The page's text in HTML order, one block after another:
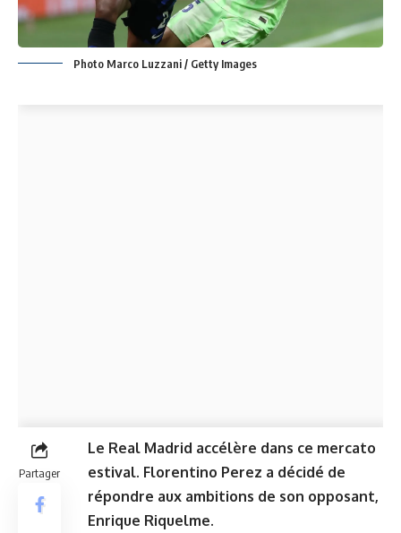
Photo Marco Luzzani / Getty Images
Partager
Le Real Madrid accélère dans ce mercato
estival. Florentino Perez a décidé de
répondre aux ambitions de son opposant,
Enrique Riquelme.